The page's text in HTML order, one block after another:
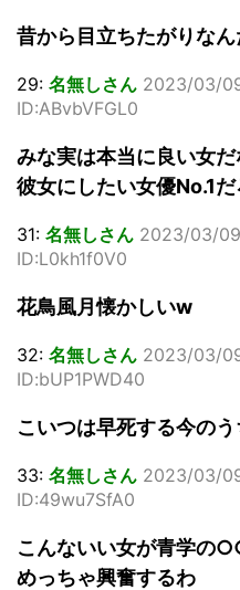
昔から目立ちたがりな
29: 名無しさん 2023/03/
ID:ABvbVFGL0
みな実は本当に良い女だ
彼女にしたい女優No.1だ
31: 名無しさん 2023/03/
ID:L0kh1f0V0
花鳥風月懐かしいw
32: 名無しさん 2023/03/
ID:bUP1PWD40
こいつは早死する今の
33: 名無しさん 2023/03/
ID:49wu7SfA0
こんないい女が青学の
めっちゃ興奮するわ